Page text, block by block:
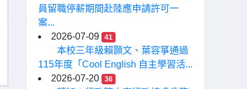
員留職停薪期間赴陸應申請許可一
案...
2026-07-09
41
本校三年級賴顥文、葉容箏通過
115年度「Cool English 自主學習活...
2026-07-20
36